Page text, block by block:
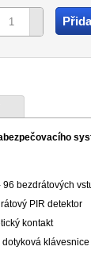
96 bezdrátových
PIR detektor
kontakt